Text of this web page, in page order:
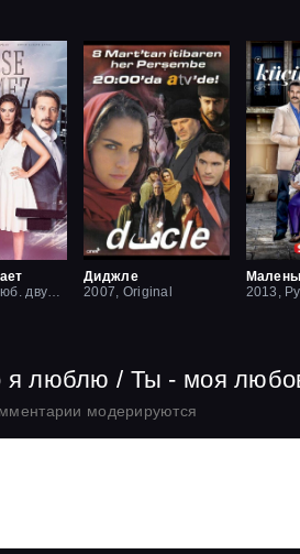
Диджле
2007, Original
я люблю / Ты - моя
модерируются